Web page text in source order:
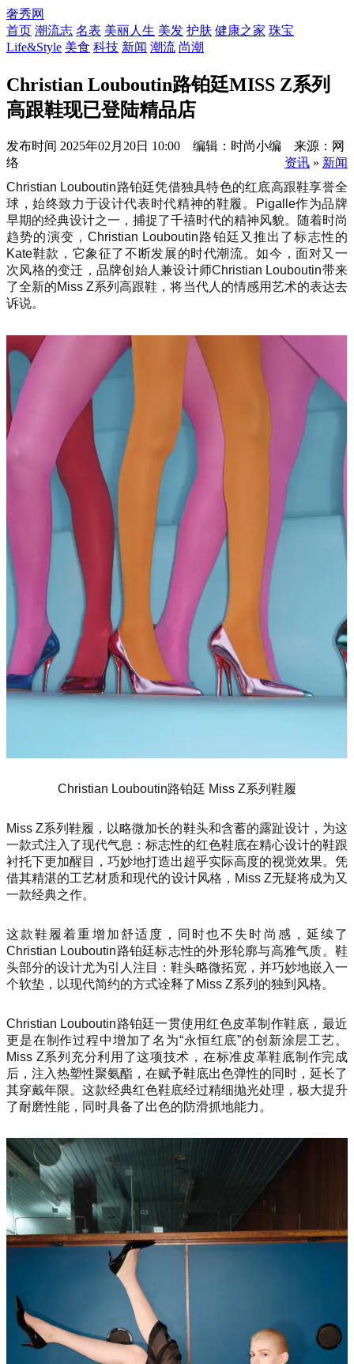
奢秀网
首页 潮流志 名表 美丽人生 美发 护肤 健康之家 珠宝
Life&Style 美食 科技 新闻 潮流 尚潮
Christian Louboutin路铂廷MISS Z系列
高跟鞋现已登陆精品店
发布时间 2025年02月20日 10:00 编辑：时尚小编 来源：网
络
资讯 » 新闻
Christian Louboutin路铂廷凭借独具特色的红底高跟鞋享誉全
球，始终致力于设计代表时代精神的鞋履。Pigalle作为品牌
早期的经典设计之一，捕捉了千禧时代的精神风貌。随着时尚
趋势的演变，Christian Louboutin路铂廷又推出了标志性的
Kate鞋款，它象征了不断发展的时代潮流。如今，面对又一
次风格的变迁，品牌创始人兼设计师Christian Louboutin带来
了全新的Miss Z系列高跟鞋，将当代人的情感用艺术的表达去
诉说。
Christian Louboutin路铂廷 Miss Z系列鞋履
Miss Z系列鞋履，以略微加长的鞋头和含蓄的露趾设计，为这
一款式注入了现代气息：标志性的红色鞋底在精心设计的鞋跟
衬托下更加醒目，巧妙地打造出超乎实际高度的视觉效果。凭
借其精湛的工艺材质和现代的设计风格，Miss Z无疑将成为又
一款经典之作。
这款鞋履着重增加舒适度，同时也不失时尚感，延续了
Christian Louboutin路铂廷标志性的外形轮廓与高雅气质。鞋
头部分的设计尤为引人注目：鞋头略微拓宽，并巧妙地嵌入一
个软垫，以现代简约的方式诠释了Miss Z系列的独到风格。
Christian Louboutin路铂廷一贯使用红色皮革制作鞋底，最近
更是在制作过程中增加了名为“永恒红底”的创新涂层工艺。
Miss Z系列充分利用了这项技术，在标准皮革鞋底制作完成
后，注入热塑性聚氨酯，在赋予鞋底出色弹性的同时，延长了
其穿戴年限。这款经典红色鞋底经过精细抛光处理，极大提升
了耐磨性能，同时具备了出色的防滑抓地能力。